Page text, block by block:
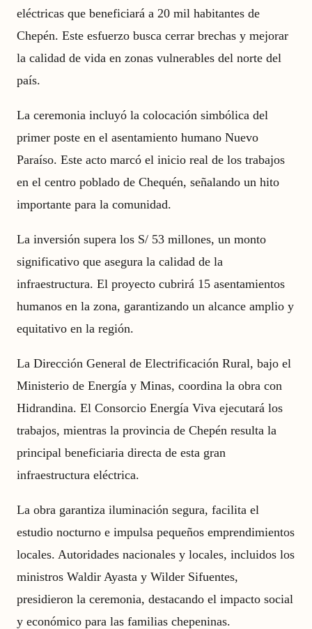
eléctricas que beneficiará a 20 mil habitantes de
Chepén. Este esfuerzo busca cerrar brechas y mejorar
la calidad de vida en zonas vulnerables del norte del
país.
La ceremonia incluyó la colocación simbólica del
primer poste en el asentamiento humano Nuevo
Paraíso. Este acto marcó el inicio real de los trabajos
en el centro poblado de Chequén, señalando un hito
importante para la comunidad.
La inversión supera los S/ 53 millones, un monto
significativo que asegura la calidad de la
infraestructura. El proyecto cubrirá 15 asentamientos
humanos en la zona, garantizando un alcance amplio y
equitativo en la región.
La Dirección General de Electrificación Rural, bajo el
Ministerio de Energía y Minas, coordina la obra con
Hidrandina. El Consorcio Energía Viva ejecutará los
trabajos, mientras la provincia de Chepén resulta la
principal beneficiaria directa de esta gran
infraestructura eléctrica.
La obra garantiza iluminación segura, facilita el
estudio nocturno e impulsa pequeños emprendimientos
locales. Autoridades nacionales y locales, incluidos los
ministros Waldir Ayasta y Wilder Sifuentes,
presidieron la ceremonia, destacando el impacto social
y económico para las familias chepeninas.